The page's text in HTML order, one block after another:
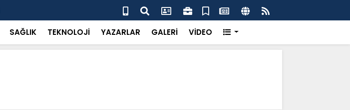
Bakan Gürlek’ten “Tek Çatı” mesajı
SAĞLIK TEKNOLOJİ YAZARLAR GALERİ VİDEO